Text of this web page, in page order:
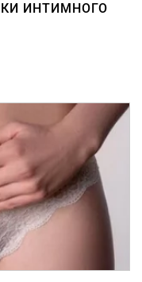
ИНТИМНОГО